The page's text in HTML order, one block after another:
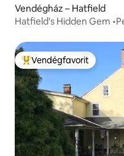
Vendégház – Hatfield
Hatfield's Hidden Gem
Kiemelt vendégfavorit
Vendégfavorit